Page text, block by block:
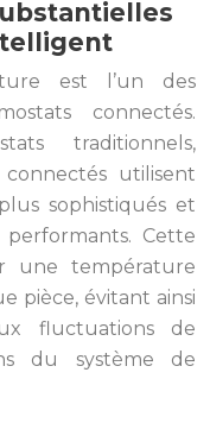
est l’un des
connectés.
traditionnels,
utilisent
sophistiqués et
Cette
une température
pièce, évitant ainsi
fluctuations de
du système de